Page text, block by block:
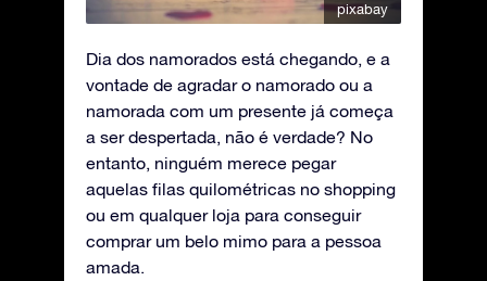
pixabay
Dia dos namorados está chegando, e a
vontade de agradar o namorado ou a
namorada com um presente já começa
a ser despertada, não é verdade? No
entanto, ninguém merece pegar
aquelas filas quilométricas no shopping
ou em qualquer loja para conseguir
comprar um belo mimo para a pessoa
amada.